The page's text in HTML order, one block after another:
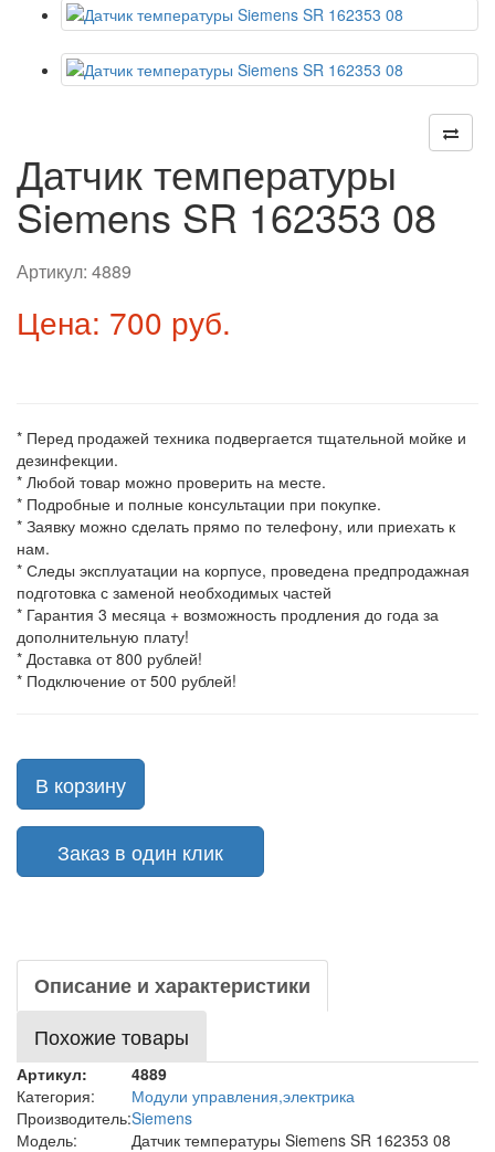
Датчик температуры
Siemens SR 162353 08
Артикул: 4889
Цена: 700 руб.
* Перед продажей техника подвергается тщательной мойке и
дезинфекции.
* Любой товар можно проверить на месте.
* Подробные и полные консультации при покупке.
* Заявку можно сделать прямо по телефону, или приехать к
нам.
* Следы эксплуатации на корпусе, проведена предпродажная
подготовка с заменой необходимых частей
* Гарантия 3 месяца + возможность продления до года за
дополнительную плату!
* Доставка от 800 рублей!
* Подключение от 500 рублей!
В корзину
Заказ в один клик
Описание и характеристики
Похожие товары
Артикул:
4889
Категория:
Модули управления,электрика
Производитель:Siemens
Модель:
Датчик температуры Siemens SR 162353 08